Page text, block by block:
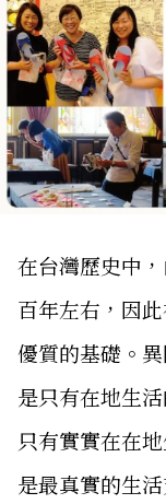
在台灣歷史中
百年左右，因
優質的基礎。
是只有在地生
只有實實在在
是最真實的生